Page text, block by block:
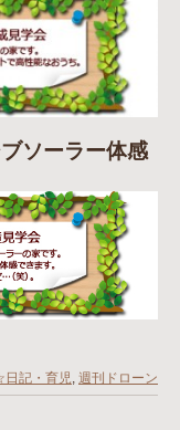
ソーラー体感
記・育児, 週刊ドローン